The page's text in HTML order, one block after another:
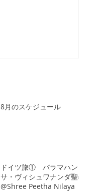
8月のスケジュール
ドイツ旅① パラマハン
サ・ヴィシュワナンダ聖者
@Shree Peetha Nilaya